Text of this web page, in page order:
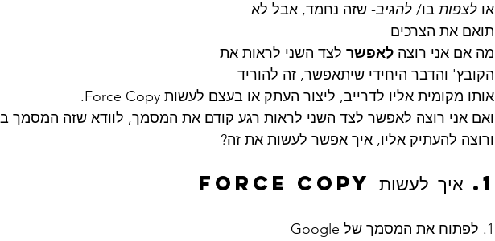
או לצפות בו/ להגיב- שזה נחמד, אבל לא
תואם את הצרכים
מה אם אני רוצה לאפשר לצד השני לראות את
הקובץ' והדבר היחידי שיתאפשר, זה להוריד
אותו מקומית אליו לדרייב, ליצור העתק או בעצם לעשות Force Copy.
ואם אני רוצה לאפשר לצד השני לראות רגע קודם את המסמך, לוודא שזה המסמך בו
ורוצה להעתיק אליו, איך אפשר לעשות את זה?
1. איך לעשות Force Copy
1. לפתוח את המסמך של Google